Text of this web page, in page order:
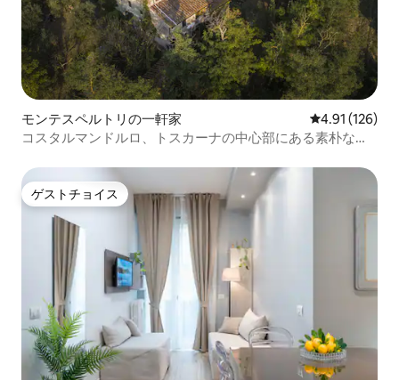
モンテスペルトリの一軒家 レビュー126
4.91 (126)
コスタルマンドルロ、トスカーナの中心部にある素朴な魅
ゲストチョイス
ゲストチョイス